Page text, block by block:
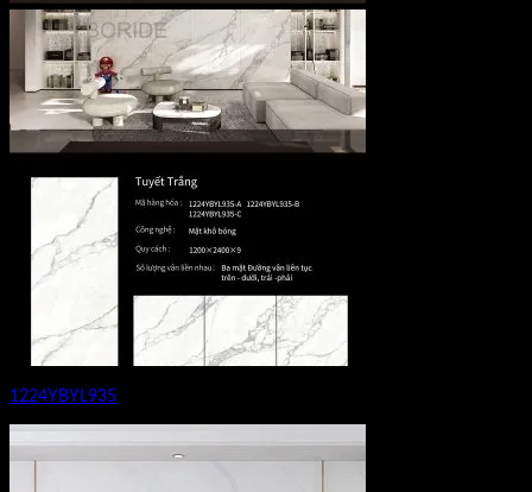
1224YBYL935